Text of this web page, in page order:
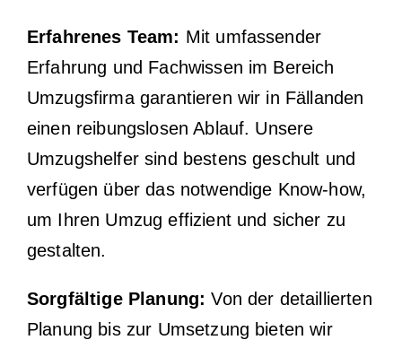
Erfahrenes Team: Mit umfassender
Erfahrung und Fachwissen im Bereich
Umzugsfirma garantieren wir in Fällanden
einen reibungslosen Ablauf. Unsere
Umzugshelfer sind bestens geschult und
verfügen über das notwendige Know-how,
um Ihren Umzug effizient und sicher zu
gestalten.
Sorgfältige Planung: Von der detaillierten
Planung bis zur Umsetzung bieten wir